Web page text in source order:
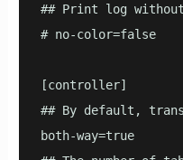
## Print log
# no-color=false
[controller]
## By default,
both-way=true